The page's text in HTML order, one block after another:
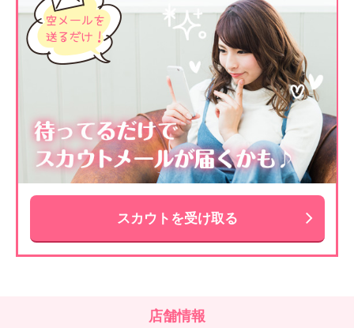
スカウトを受け取る
店舗情報